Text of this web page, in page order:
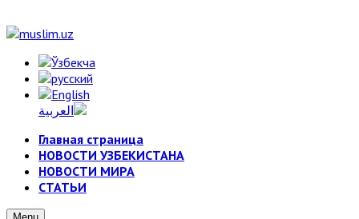
Главная страница
НОВОСТИ УЗБЕКИСТАНА
НОВОСТИ МИРА
СТАТЬИ